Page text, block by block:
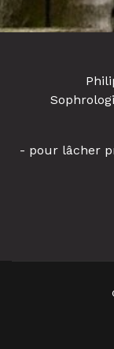
- pour lâcher